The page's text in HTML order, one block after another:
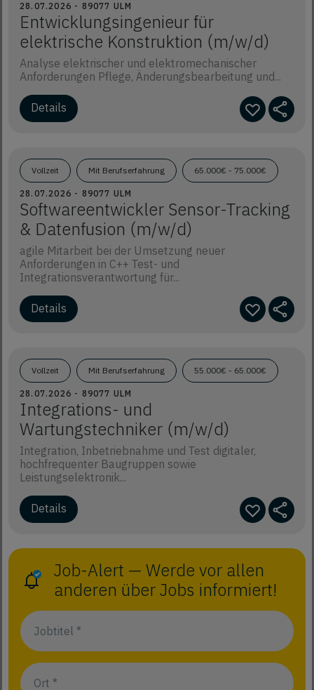
28.07.2026 - 89077 ULM
Entwicklungsingenieur für
elektrische Konstruktion (m/w/d)
Analyse elektrischer und elektromechanischer
Anforderungen Pflege, Änderungsbearbeitung und...
Details
Vollzeit Mit Berufserfahrung 65.000€ - 75.000€
28.07.2026 - 89077 ULM
Softwareentwickler Sensor-Tracking
& Datenfusion (m/w/d)
agile Mitarbeit bei der Umsetzung neuer
Anforderungen in C++ Test- und
Integrationsverantwortung für...
Details
Vollzeit Mit Berufserfahrung 55.000€ - 65.000€
28.07.2026 - 89077 ULM
Integrations- und
Wartungstechniker (m/w/d)
Integration, Inbetriebnahme und Test digitaler,
hochfrequenter Baugruppen sowie
Leistungselektronik...
Details
Job-Alert — Werde vor allen
anderen über Jobs informiert!